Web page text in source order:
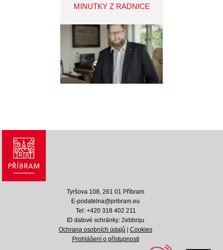
MINUTKY Z RADNICE
Tyršova 108, 261 01 Příbram
E-podatelna@pribram.eu
Tel: +420 318 402 211
ID datové schránky: 2ebbrqu
Ochrana osobních údajů |Cookies
Prohlášení o přístupnosti